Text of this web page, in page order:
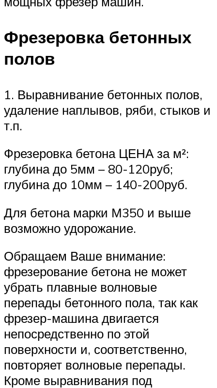
Фрезеровка бетонных
полов
1. Выравнивание бетонных полов,
удаление наплывов, ряби, стыков и
т.п.
Фрезеровка бетона ЦЕНА за м²:
глубина до 5мм – 80-120руб;
глубина до 10мм – 140-200руб.
Для бетона марки М350 и выше
возможно удорожание.
Обращаем Ваше внимание:
фрезерование бетона не может
убрать плавные волновые
перепады бетонного пола, так как
фрезер-машина двигается
непосредственно по этой
поверхности и, соответственно,
повторяет волновые перепады.
Кроме выравнивания под